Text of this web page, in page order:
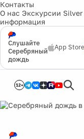
Контакты
О нас Экскурсии
информация
Слушайте
Серебряный
дождь
App Store
12+